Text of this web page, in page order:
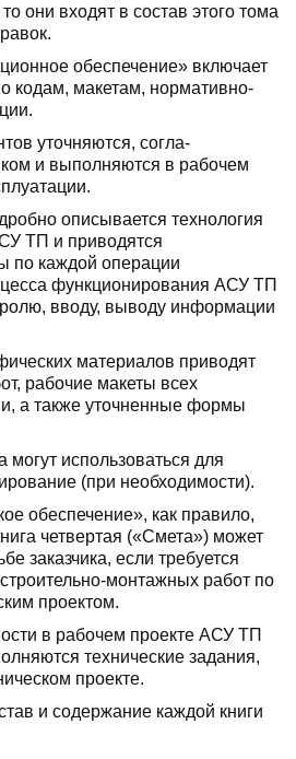
они входят в состав этого тома
обеспечение» включает
кодам, ма­кетам, нормативно-
уточняются, согла­
и выполняются в рабочем
описывается тех­нология
ТП и при­водятся
по каждой операции
функ­ционирования АСУ ТП
вводу, выводу информации
материалов при­водят
рабочие ма­кеты всех
а также уточненные формы
могут использо­ваться для
(при необходимости).
как пра­вило,
четвертая («Смета») может
за­казчика, если требуется
монтажных работ по
проектом.
в рабочем проекте АСУ ТП
технические задания,
проекте.
и содержание каждой книги